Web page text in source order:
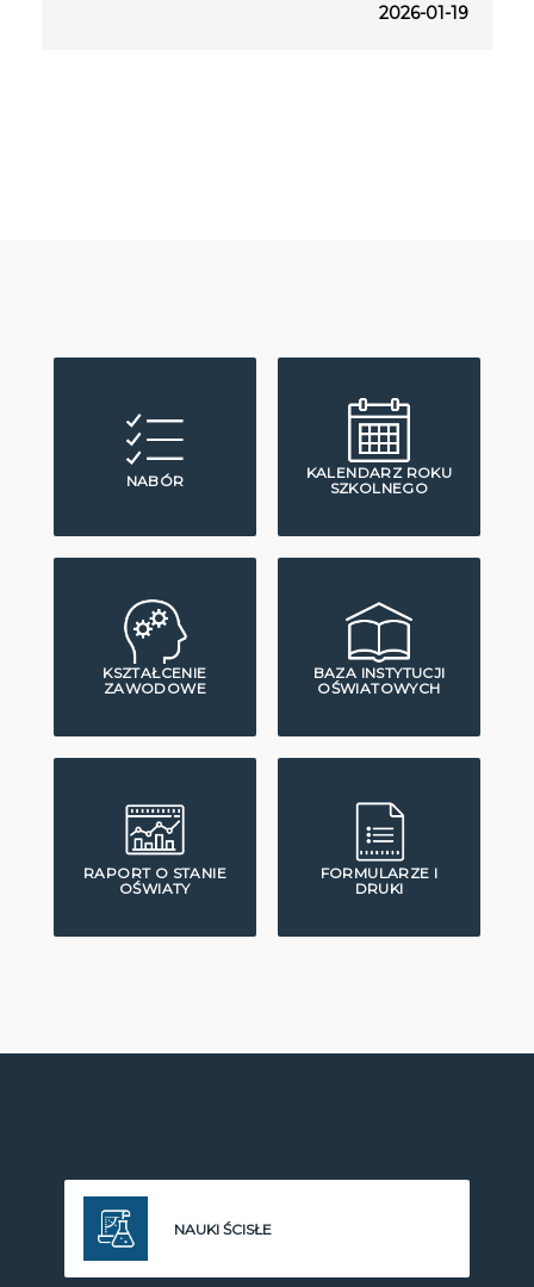
2026-01-19
NABÓR
KALENDARZ ROKU
SZKOLNEGO
KSZTAŁCENIE
ZAWODOWE
BAZA INSTYTUCJI
OŚWIATOWYCH
RAPORT O STANIE
OŚWIATY
FORMULARZE I
DRUKI
NAUKI ŚCISŁE